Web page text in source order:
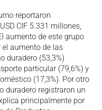
reportaron
CIF 5.331 millones,
aumento de este grupo
aumento de las
duradero (53,3%)
particular (79,6%) y
(17,3%). Por otro
duradero registraron un
principalmente por